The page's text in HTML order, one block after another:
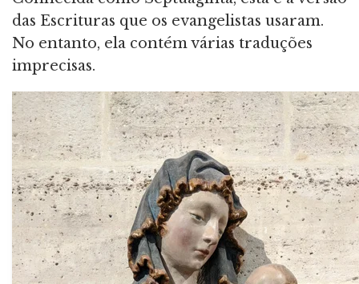
das Escrituras que os evangelistas usaram.
No entanto, ela contém várias traduções
imprecisas.